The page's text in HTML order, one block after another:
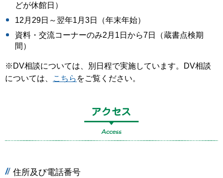
どが休館日）
12月29日～翌年1月3日（年末年始）
資料・交流コーナーのみ2月1日から7日（蔵書点検期
間）
※DV相談については、別日程で実施しています。DV相談
については、
こちら をご覧ください。
住所及び電話番号